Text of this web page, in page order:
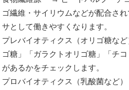
ゴ繊維・サイリウムなどが配合さ
サとして働きやすくなります。
プレバイオティクス（オリゴ糖な
ゴ糖」「ガラクトオリゴ糖」「チ
があるかをチェックします。
プロバイオティクス（乳酸菌な